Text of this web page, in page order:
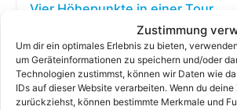
Zustimmung
Um dir ein optimales Erlebnis zu bieten,
um Geräteinformationen zu speichern und/oder
Technologien zustimmst, können wir Daten wie
IDs auf dieser Website verarbeiten. Wenn du
zurückziehst, können bestimmte Merkmale und
Vier Höhepunkte in einer Tour
Drei Männer, drei Generationen.
Simon, Hans und Markus Frielinghaus
Gewässer unsicher. Wir haben uns den
vorgenommen und Schiffshebewerk,
Werbellinsee gleich dazu: vier
Hier der Reisebericht dazu.[…]